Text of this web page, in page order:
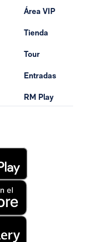
Área VIP
Tienda
Tour
Entradas
RM Play